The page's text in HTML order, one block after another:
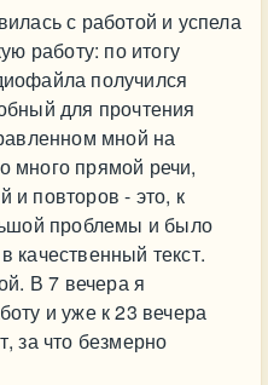
с работой и успела
работу: по итогу
получился
для прочтения
мной на
много прямой речи,
и повторов - это, к
проблемы и было
качественный текст.
В 7 вечера я
и уже к 23 вечера
за что безмерно